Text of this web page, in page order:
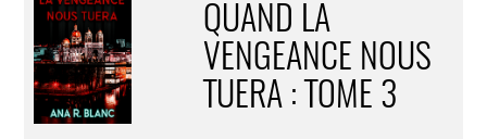
QUAND LA
VENGEANCE NOUS
TUERA : TOME 3